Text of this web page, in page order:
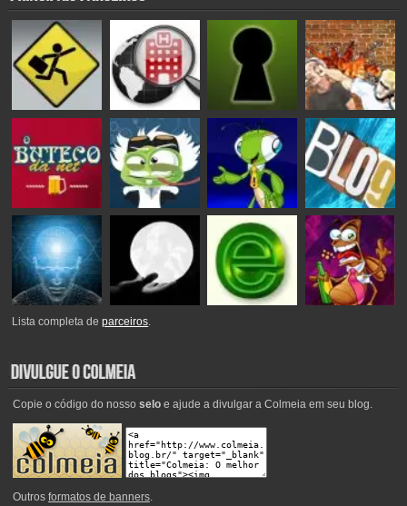
Lista completa deparceiros.
Copie o código do nosso seloe ajude a divulgar a Colmeia em seu blog.
Outros formatos de banners.